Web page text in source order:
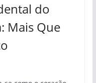
do
Mais Que